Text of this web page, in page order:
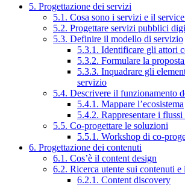
5. Progettazione dei servizi
5.1. Cosa sono i servizi e il
5.2. Progettare servizi pubblici
5.3. Definire il modello di servizio
5.3.1. Identificare gli attori
5.3.2. Formulare la
5.3.3. Inquadrare gli
servizio
5.4. Descrivere il funzionamento
5.4.1. Mappare l’ecosistema
5.4.2. Rappresentare i
5.5. Co-progettare le soluzioni
5.5.1. Workshop di co-
6. Progettazione dei contenuti
6.1. Cos’è il content design
6.2. Ricerca utente sui contenuti
6.2.1. Content discovery